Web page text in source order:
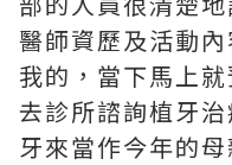
醫師資歷及活動
我的，當下馬上
去診所諮詢植牙
牙來當作今年的